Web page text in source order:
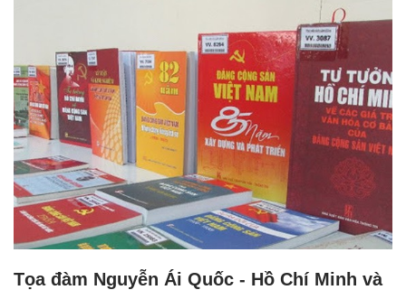
Tọa đàm Nguyễn Ái Quốc - Hồ Chí Minh và